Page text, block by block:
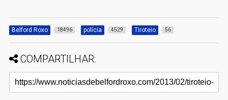
Belford Roxo 18496 polícia 4529 Tiroteio 56
COMPARTILHAR: